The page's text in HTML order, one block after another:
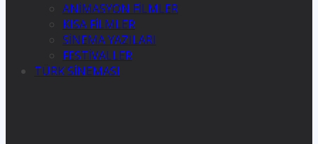
ANİMASYON FİLMLER
KISA FİLMLER
SİNEMA YAZILARI
FESTİVALLER
TÜRK SİNEMASI